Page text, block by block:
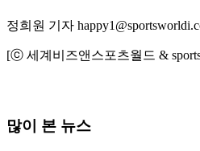
정희원 기자
[ⓒ 세계비즈앤스포츠월드 &
많이 본 뉴스